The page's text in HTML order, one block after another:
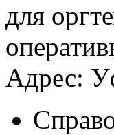
для
Адрес: